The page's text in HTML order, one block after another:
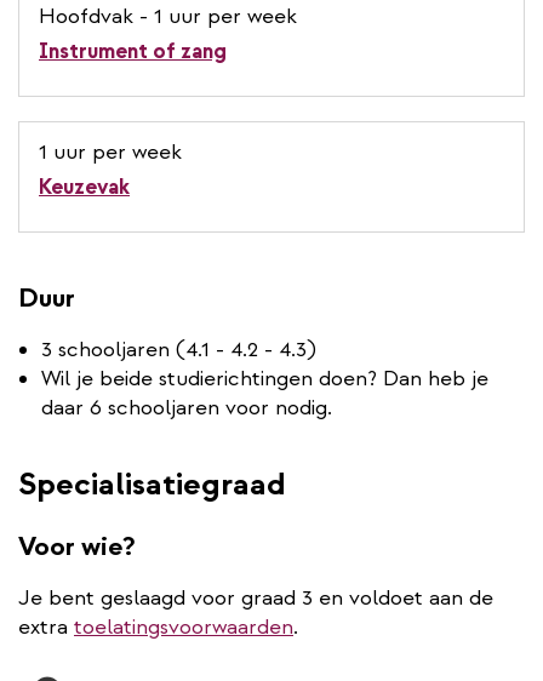
Hoofdvak - 1 uur per week
Instrument of zang
1 uur per week
Keuzevak
Duur
3 schooljaren (4.1 - 4.2 - 4.3)
Wil je beide studierichtingen doen? Dan heb je
daar 6 schooljaren voor nodig.
Specialisatiegraad
Voor wie?
Je bent geslaagd voor graad 3 en voldoet aan de
extra toelatingsvoorwaarden.